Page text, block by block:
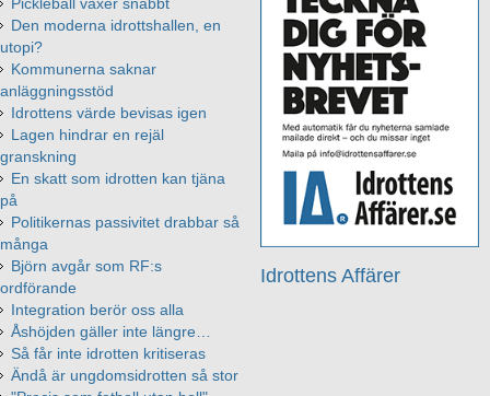
Idrottens Affärer
Pickleball växer snabbt
Den moderna idrottshallen, en
utopi?
Kommunerna saknar
anläggningsstöd
Idrottens värde bevisas igen
Lagen hindrar en rejäl
granskning
En skatt som idrotten kan tjäna
på
Politikernas passivitet drabbar så
många
Björn avgår som RF:s
ordförande
Integration berör oss alla
Åshöjden gäller inte längre…
Så får inte idrotten kritiseras
Ändå är ungdomsidrotten så stor